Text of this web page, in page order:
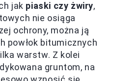
jak piaski czy żwiry,
nie osiąga
ochrony, można ją
powłok bitumicznych
warstw. Z kolei
gruntom, na